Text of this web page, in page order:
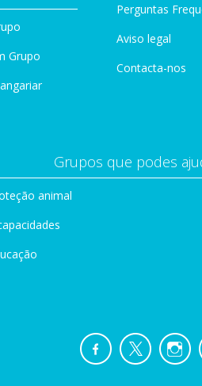
Grupo
Perguntas
Aviso legal
Contacta-nos
Grupos que podes
animal